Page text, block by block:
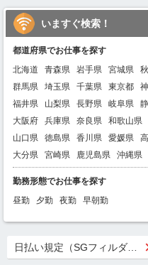
いますぐ検索！
都道府県でお仕事を探す
北海道
青森県 岩手県 宮城県
群馬県
埼玉県 千葉県 東京都
福井県
山梨県 長野県 岐阜県
大阪府
兵庫県 奈良県 和歌山県
山口県
徳島県 香川県 愛媛県
大分県
宮崎県 鹿児島県 沖縄県
勤務形態でお仕事を探す
昼勤
夕勤 夜勤 早朝勤
日払い規定（SGフィルダー）